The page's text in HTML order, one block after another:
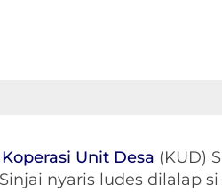
Koperasi Unit Desa (KUD)
nyaris ludes dilalap si